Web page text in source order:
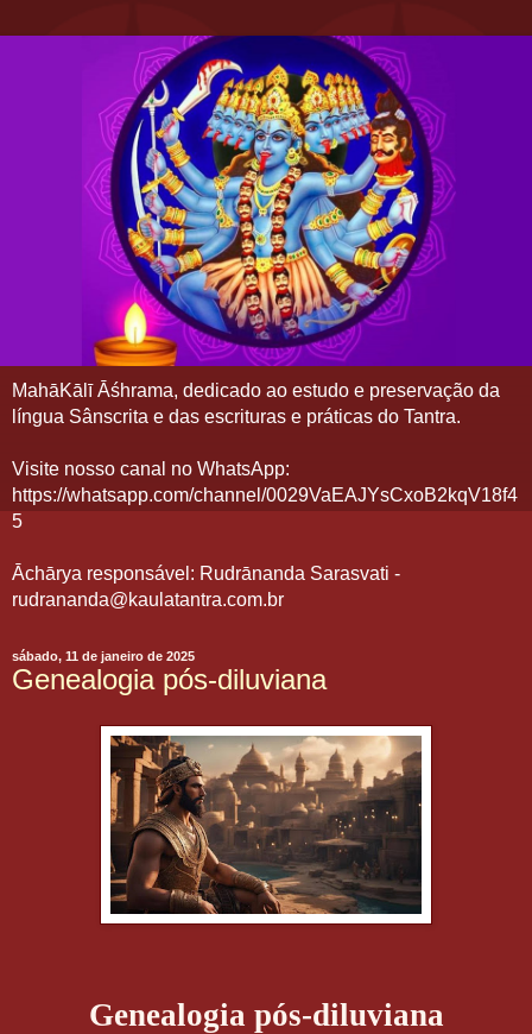
MahāKālī Āśhrama, dedicado ao estudo e preservação da
língua Sânscrita e das escrituras e práticas do Tantra.
Visite nosso canal no WhatsApp:
https://whatsapp.com/channel/0029VaEAJYsCxoB2kqV18f4
5
Āchārya responsável: Rudrānanda Sarasvati -
rudrananda@kaulatantra.com.br
sábado, 11 de janeiro de 2025
Genealogia pós-diluviana
Genealogia pós-diluviana